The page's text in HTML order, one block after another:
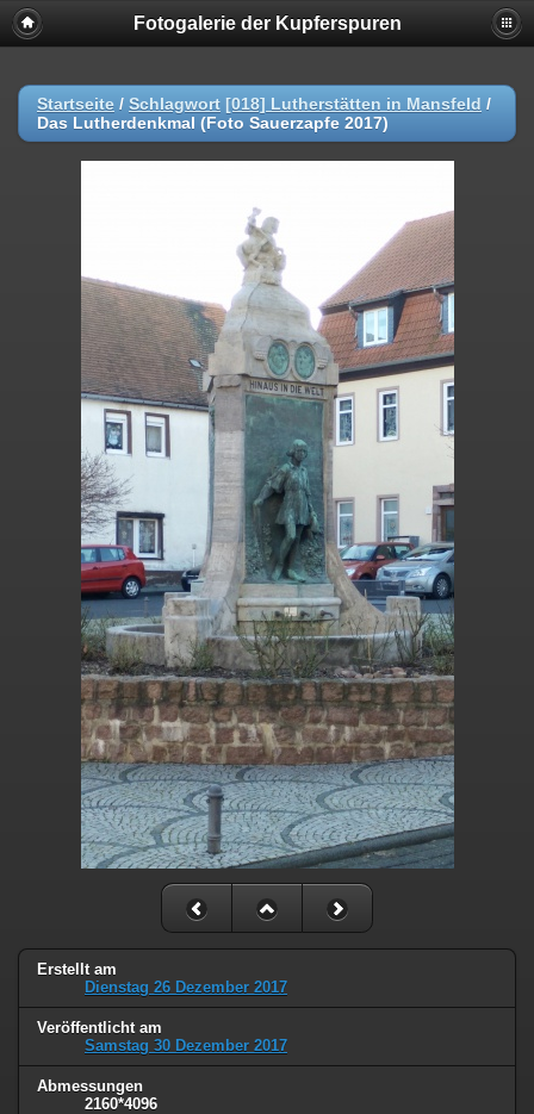
Fotogalerie der Kupferspuren
Startseite / Schlagwort [018] Lutherstätten in Mansfeld /
Das Lutherdenkmal (Foto Sauerzapfe 2017)
Erstellt am
Dienstag 26 Dezember 2017
Veröffentlicht am
Samstag 30 Dezember 2017
Abmessungen
2160*4096